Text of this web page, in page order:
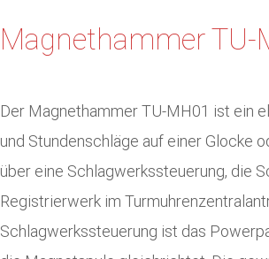
Magnethammer TU-
Der Magnethammer TU-MH01 ist ein
und Stundenschläge auf einer Glocke
über eine Schlagwerkssteuerung, die
Registrierwerk im
Schlagwerkssteuerung ist das